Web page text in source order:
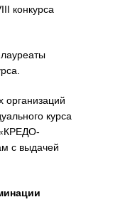
конкурса
организаций
курса
с выдачей